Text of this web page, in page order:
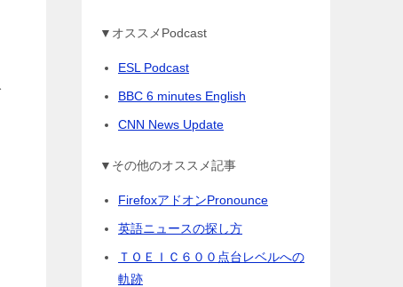
▼オススメPodcast
ESL Podcast
BBC 6 minutes English
CNN News Update
▼その他のオススメ記事
FirefoxアドオンPronounce
英語ニュースの探し方
ＴＯＥＩＣ６００点台レベルへの
軌跡